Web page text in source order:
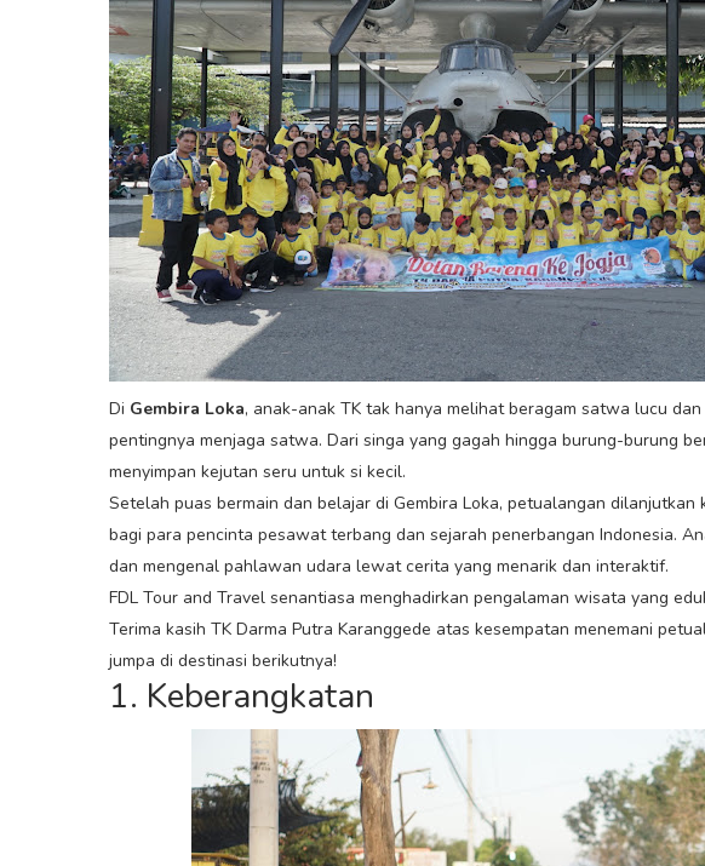
Di Gembira Loka, anak-anak TK tak hanya melihat beragam satwa lucu
pentingnya menjaga satwa. Dari singa yang gagah hingga burung-burung
menyimpan kejutan seru untuk si kecil.
Setelah puas bermain dan belajar di Gembira Loka, petualangan dilanjutkan
bagi para pencinta pesawat terbang dan sejarah penerbangan Indonesia.
dan mengenal pahlawan udara lewat cerita yang menarik dan interaktif.
FDL Tour and Travel senantiasa menghadirkan pengalaman wisata yang
Terima kasih TK Darma Putra Karanggede atas kesempatan menemani
jumpa di destinasi berikutnya!
1. Keberangkatan